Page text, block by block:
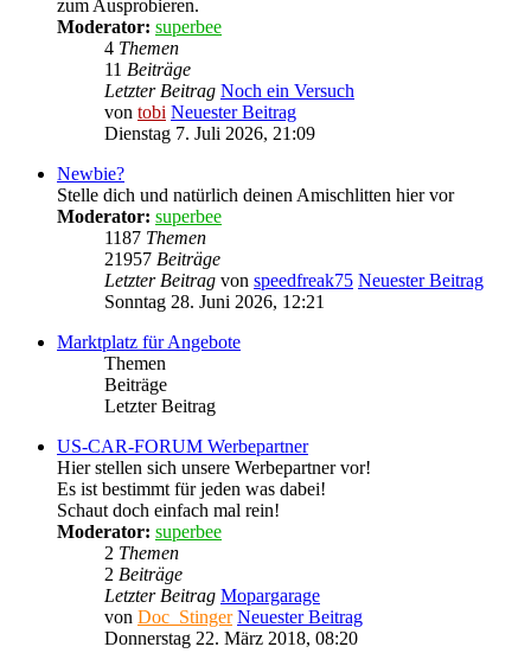
zum Ausprobieren.
Moderator: superbee
4 Themen
11 Beiträge
Letzter Beitrag Noch ein Versuch
von tobi Neuester Beitrag
Dienstag 7. Juli 2026, 21:09
Newbie?
Stelle dich und natürlich deinen Amischlitten hier vor
Moderator: superbee
1187 Themen
21957 Beiträge
Letzter Beitrag von speedfreak75 Neuester Beitrag
Sonntag 28. Juni 2026, 12:21
Marktplatz für Angebote
Themen
Beiträge
Letzter Beitrag
US-CAR-FORUM Werbepartner
Hier stellen sich unsere Werbepartner vor!
Es ist bestimmt für jeden was dabei!
Schaut doch einfach mal rein!
Moderator: superbee
2 Themen
2 Beiträge
Letzter Beitrag Mopargarage
von Doc_Stinger Neuester Beitrag
Donnerstag 22. März 2018, 08:20